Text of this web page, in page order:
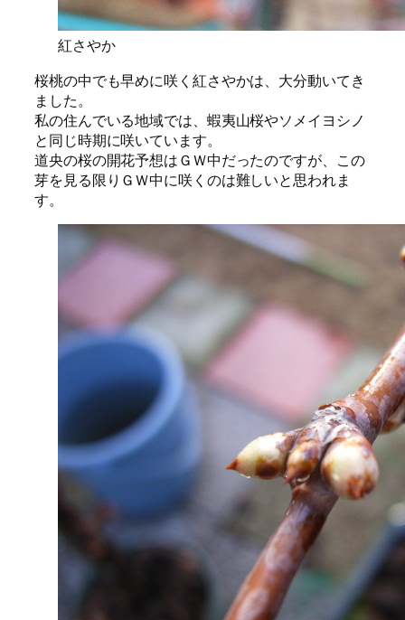
紅さやか
桜桃の中でも早めに咲く紅さやかは、大分動いてき
ました。
私の住んでいる地域では、蝦夷山桜やソメイヨシノ
と同じ時期に咲いています。
道央の桜の開花予想はＧＷ中だったのですが、この
芽を見る限りＧＷ中に咲くのは難しいと思われま
す。